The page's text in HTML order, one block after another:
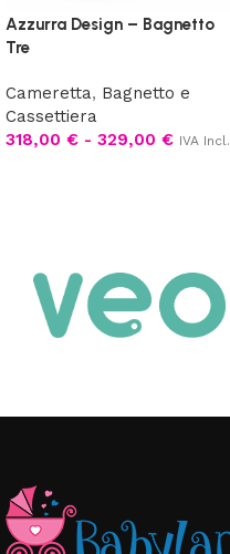
Azzurra Design – Bagnetto
Tre
Cameretta, Bagnetto e
Cassettiera
318,00 € - 329,00 € IVA Incl.